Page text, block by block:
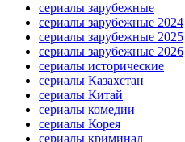
сериалы зарубежные
сериалы зарубежные 2024
сериалы зарубежные 2025
сериалы зарубежные 2026
сериалы исторические
сериалы Казахстан
сериалы Китай
сериалы комедии
сериалы Корея
сериалы криминал